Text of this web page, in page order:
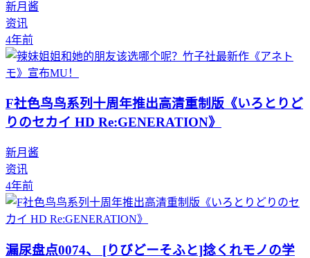
新月酱
资讯
4年前
F社色鸟鸟系列十周年推出高清重制版《いろとりど
りのセカイ HD Re:GENERATION》
新月酱
资讯
4年前
漏尿盘点0074、 [りびどーそふと]捻くれモノの学